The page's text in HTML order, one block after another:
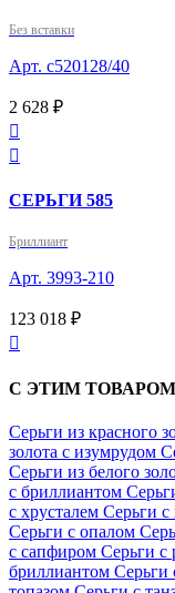
Без вставки
Арт. с520128/40
2 628 ₽


СЕРЬГИ 585
Бриллиант
Арт. 3993-210
123 018 ₽

С ЭТИМ
Серьги из красного
золота с изумрудом
Серьги из белого
с бриллиантом
с хрусталем Серьги с
Серьги с опалом
с сапфиром Серьги с
бриллиантом Серьги